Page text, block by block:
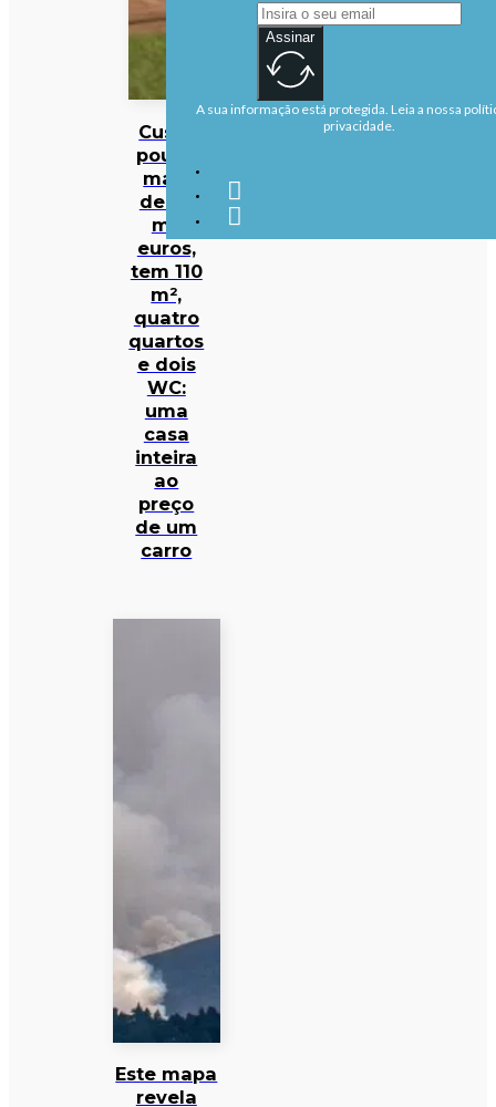
Custa
pouco
mais
de 30
mil
euros,
tem 110
m²,
quatro
quartos
e dois
WC:
uma
casa
inteira
ao
preço
de um
carro
Este mapa
revela
Assinar
A sua informação está protegida. Leia a nossa
privacidade.